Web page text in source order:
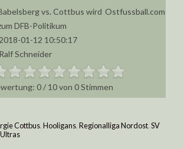
vs. Cottbus wird
DFB-Politikum
Ostfussball.com
01-12 10:50:17
Ralf Schneider
0/ 10von 0Stimmen
Cottbus,Hooligans,Regionalliga Nordost,SV
Ultras